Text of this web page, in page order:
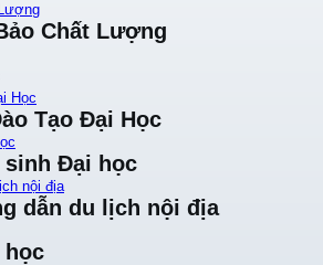
Chất Lượng
Học
Tạo Đại Học
sinh Đại học
nội địa
dẫn du lịch nội địa
học